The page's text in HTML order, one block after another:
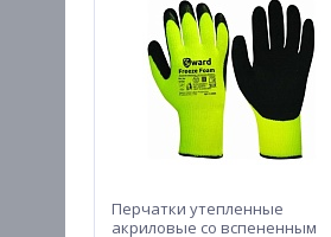
Перчатки утепленные
акриловые со вспененным